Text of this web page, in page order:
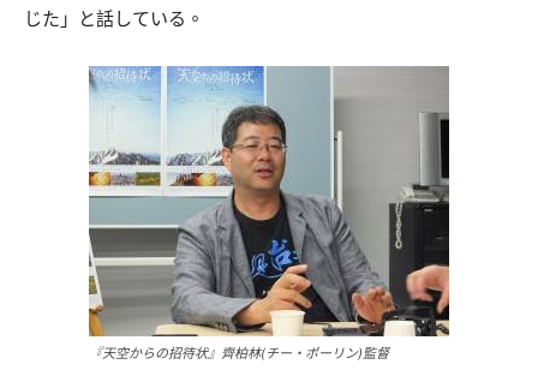
じた」と話している。
『天空からの招待状』齊柏林(チー・ポーリン)監督